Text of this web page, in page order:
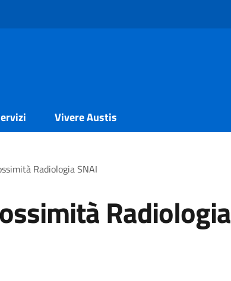
Vivere Austis
Radiologia SNAI
Radiologia